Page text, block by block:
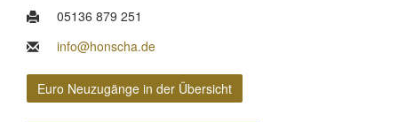
05136 879 251
info@honscha.de
Euro Neuzugänge in der Übersicht